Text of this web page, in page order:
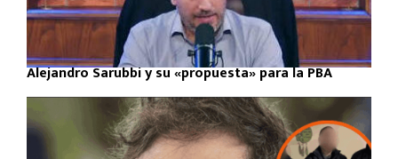
Alejandro Sarubbi y su «propuesta» para la PBA